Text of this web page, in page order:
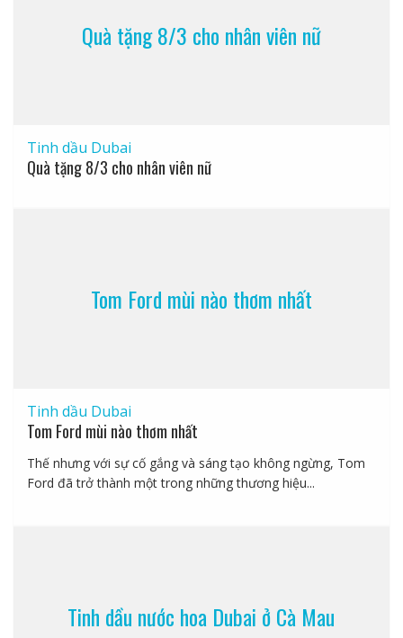
Quà tặng 8/3 cho nhân viên nữ
Tinh dầu Dubai
Quà tặng 8/3 cho nhân viên nữ
Tom Ford mùi nào thơm nhất
Tinh dầu Dubai
Tom Ford mùi nào thơm nhất
Thế nhưng với sự cố gắng và sáng tạo không ngừng, Tom
Ford đã trở thành một trong những thương hiệu...
Tinh dầu nước hoa Dubai ở Cà Mau